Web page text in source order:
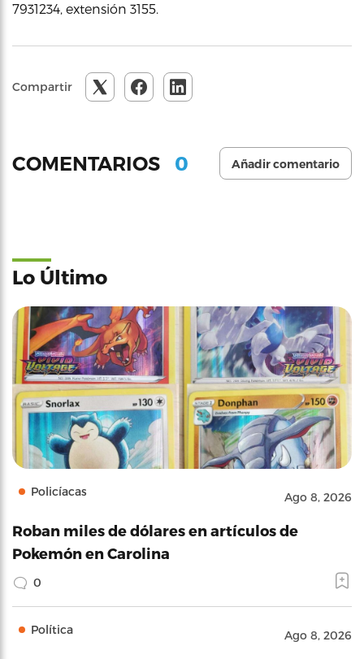
7931234, extensión 3155.
Compartir
COMENTARIOS 0 Añadir comentario
Lo Último
Policíacas Ago 8, 2026
Roban miles de dólares en artículos de
Pokemón en Carolina
0
Política Ago 8, 2026